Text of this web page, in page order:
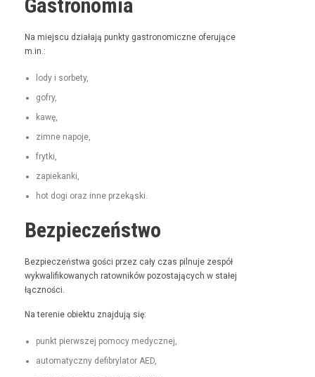
Gastronomia
Na miejs­cu dzi­ała­ją punk­ty gas­tro­nom­iczne ofer­u­jące
m.in.:
lody i sorbety,
gofry,
kawę,
zimne napo­je,
fry­t­ki,
zapiekan­ki,
hot dogi oraz inne przekąski.
Bezpieczeństwo
Bez­pieczeńst­wa goś­ci przez cały czas pil­nu­je zespół
wyk­wal­i­fikowanych ratown­ików pozosta­ją­cych w stałej
łączności.
Na tere­nie obiek­tu zna­j­du­ją się:
punkt pier­wszej pomo­cy medycznej,
automaty­czny defi­bry­la­tor AED,